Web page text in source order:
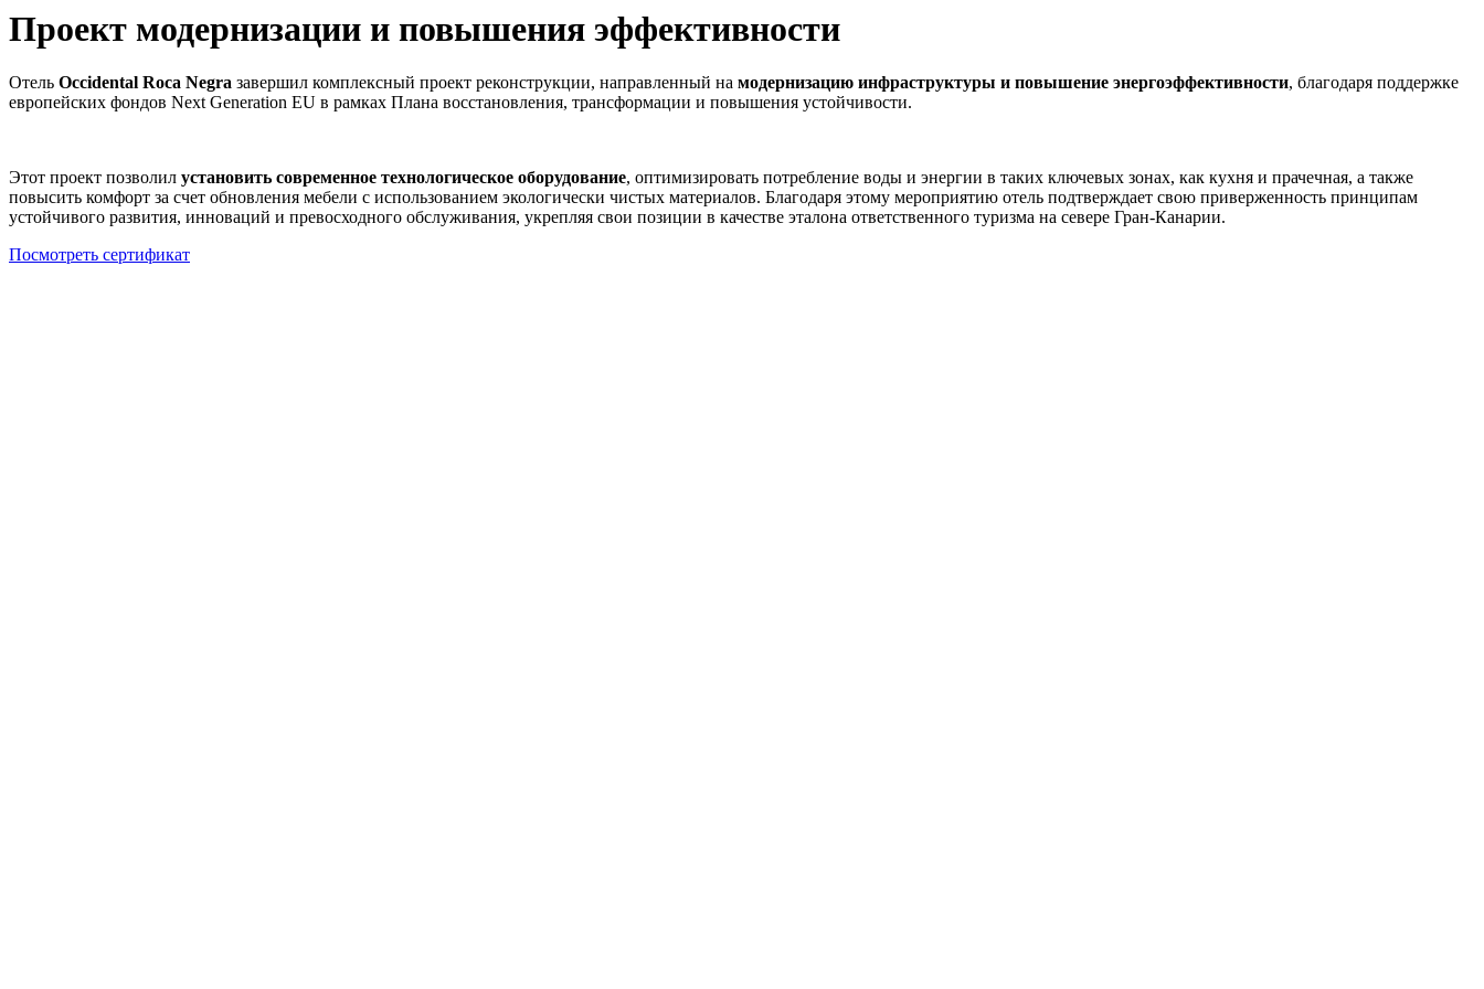
Проект модернизации и повышения эффективности
Отель Occidental Roca Negra завершил комплексный проект реконструкции, направленный на модернизацию инфраструктуры и повышение энергоэффективности, благодаря поддержке
европейских фондов Next Generation EU в рамках Плана восстановления, трансформации и повышения устойчивости.
Этот проект позволил установить современное технологическое оборудование, оптимизировать потребление воды и энергии в таких ключевых зонах, как кухня и прачечная, а также
повысить комфорт за счет обновления мебели с использованием экологически чистых материалов. Благодаря этому мероприятию отель подтверждает свою приверженность принципам
устойчивого развития, инноваций и превосходного обслуживания, укрепляя свои позиции в качестве эталона ответственного туризма на севере Гран-Канарии.
Посмотреть сертификат